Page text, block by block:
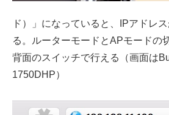
ド）」になっていると、IPアドレ
る。ルーターモードとAPモードの
背面のスイッチで行える（画面は
1750DHP）